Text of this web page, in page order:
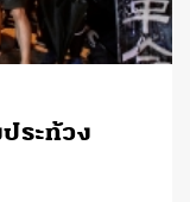
ระท้วง